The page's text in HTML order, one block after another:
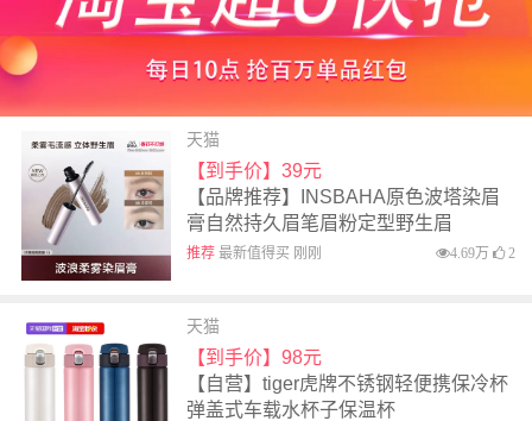
天猫
【到手价】39元
【品牌推荐】INSBAHA原色波塔染眉
膏自然持久眉笔眉粉定型野生眉
推荐最新值得买 刚刚 4.69万 2
天猫
【到手价】98元
【自营】tiger虎牌不锈钢轻便携保冷杯
弹盖式车载水杯子保温杯